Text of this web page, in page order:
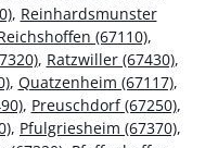
, Reinhardsmunster
(67110),
, Ratzwiller (67430),
, Quatzenheim (67117),
, Preuschdorf (67250),
, Pfulgriesheim (67370),